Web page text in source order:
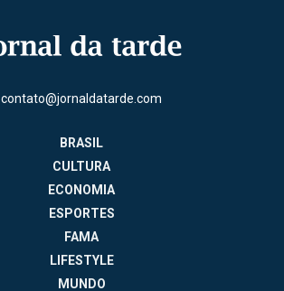
contato@jornaldatarde.com
BRASIL
CULTURA
ECONOMIA
ESPORTES
FAMA
LIFESTYLE
MUNDO